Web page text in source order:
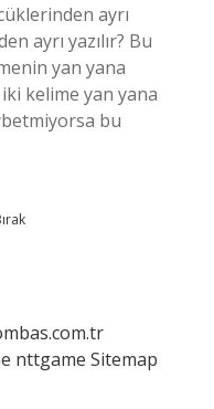
ayrı
ayrı yazılır? Bu
yan yana
kelime yan yana
bu
nttgame Sitemap